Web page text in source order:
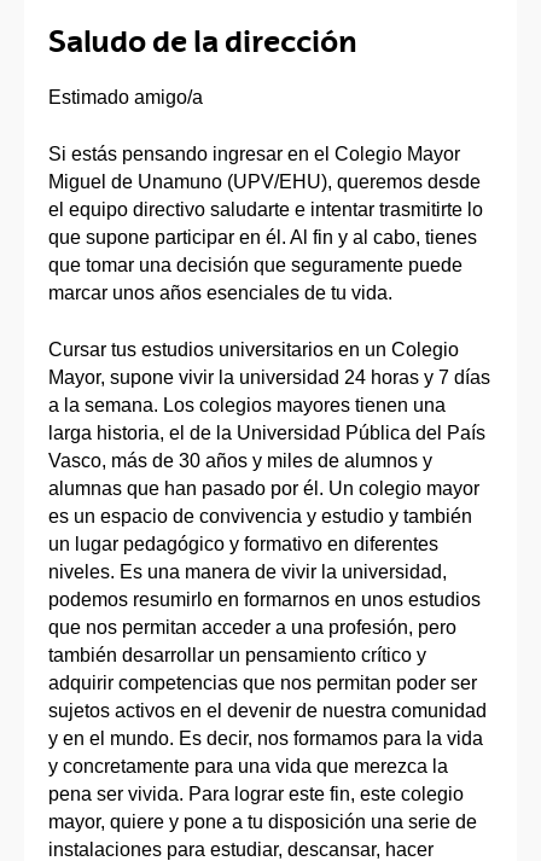
Saludo de la dirección
Estimado amigo/a
Si estás pensando ingresar en el Colegio Mayor
Miguel de Unamuno (UPV/EHU), queremos desde
el equipo directivo saludarte e intentar trasmitirte lo
que supone participar en él. Al fin y al cabo, tienes
que tomar una decisión que seguramente puede
marcar unos años esenciales de tu vida.
Cursar tus estudios universitarios en un Colegio
Mayor, supone vivir la universidad 24 horas y 7 días
a la semana. Los colegios mayores tienen una
larga historia, el de la Universidad Pública del País
Vasco, más de 30 años y miles de alumnos y
alumnas que han pasado por él. Un colegio mayor
es un espacio de convivencia y estudio y también
un lugar pedagógico y formativo en diferentes
niveles. Es una manera de vivir la universidad,
podemos resumirlo en formarnos en unos estudios
que nos permitan acceder a una profesión, pero
también desarrollar un pensamiento crítico y
adquirir competencias que nos permitan poder ser
sujetos activos en el devenir de nuestra comunidad
y en el mundo. Es decir, nos formamos para la vida
y concretamente para una vida que merezca la
pena ser vivida. Para lograr este fin, este colegio
mayor, quiere y pone a tu disposición una serie de
instalaciones para estudiar, descansar, hacer